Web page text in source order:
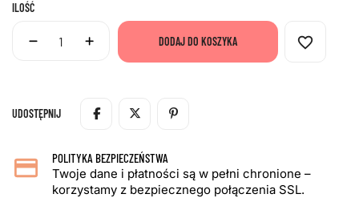
ILOŚĆ
DODAJ DO KOSZYKA favorite_border
UDOSTĘPNIJ
POLITYKA BEZPIECZEŃSTWA
Twoje dane i płatności są w pełni chronione –
korzystamy z bezpiecznego połączenia SSL.